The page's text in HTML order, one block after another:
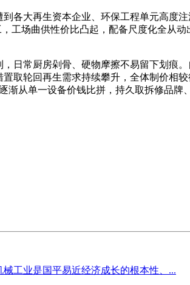
大再生资本企业、环保工程单元高度
工场曲供性价比凸起，配备尺度化全从
常厨房剁骨、硬物摩擦不易留下划痕。
取轮回再生需求持续攀升，全体制价相
渐从单一设备价钱比拼，持久取拆修品牌
工业是国平易近经济成长的根本性、...